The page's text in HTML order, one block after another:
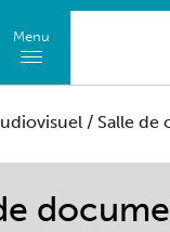
Menu
/ Salle de